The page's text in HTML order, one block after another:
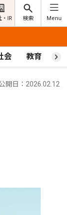
・IR 検索 Menu
会 教育 ス
開日：2026.02.12